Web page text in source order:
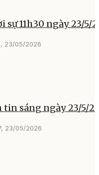
sự 11h30 ngày 23/5/
23/05/2026
tin sáng ngày 23/5/
23/05/2026